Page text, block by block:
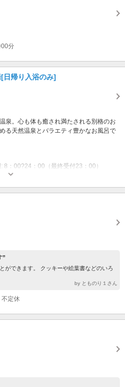
分
帰り入浴のみ]
泉。心も体も癒され満たされる別格のお
る天然温泉とバラエティ豊かなお風呂で
8：00?24：00（最終受付23：00）
”
ができます。 クッキーや絵葉書などのいろ
by とものり１さん
不定休